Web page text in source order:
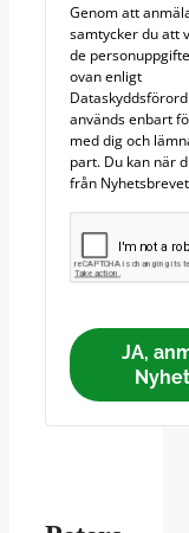
Genom att
samtycker du att
de
ovan enligt
används enbart
med dig och
part. Du kan när
från
JA,